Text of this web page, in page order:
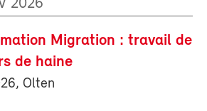
2026
Migration : travail de
de haine
Olten